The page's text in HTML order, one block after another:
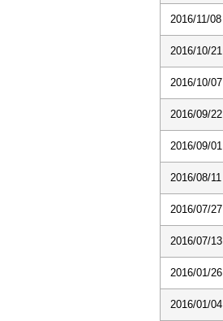
2016/11/08
2016/10/21
2016/10/07
2016/09/22
2016/09/01
2016/08/11
2016/07/27
2016/07/13
2016/01/26
2016/01/04